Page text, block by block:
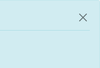
공지